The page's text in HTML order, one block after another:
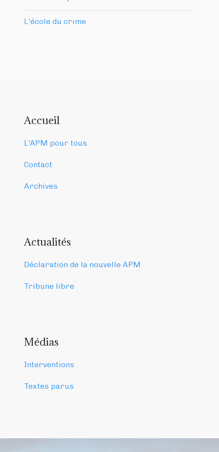
L'école du crime
Accueil
L'APM pour tous
Contact
Archives
Actualités
Déclaration de la nouvelle APM
Tribune libre
Médias
Interventions
Textes parus